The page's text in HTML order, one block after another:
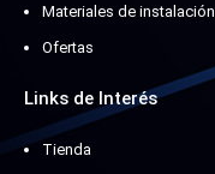
Materiales de instalación
Ofertas
Links de Interés
Tienda